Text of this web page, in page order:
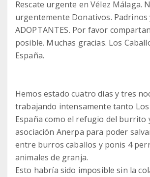
Rescate urgente en Vélez Málaga.
urgentemente Donativos. Padrinos
ADOPTANTES. Por favor
posible. Muchas gracias. Los
España.
Hemos estado cuatro días y tres
trabajando intensamente tanto Los
España como el refugio del burrito
asociación Anerpa para poder
entre burros caballos y ponis 4
animales de granja.
Esto habría sido imposible sin la